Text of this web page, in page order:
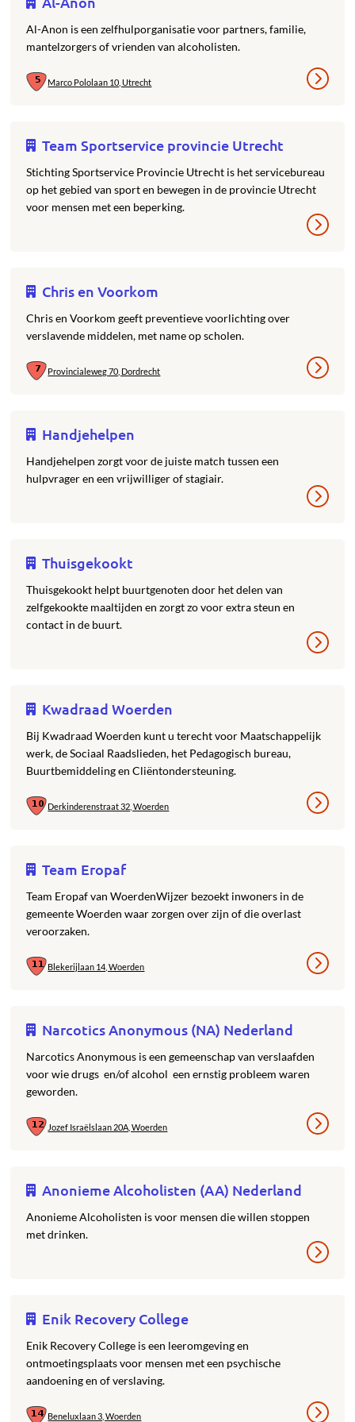
Al-Anon is een zelfhulporganisatie voor partners, familie,
mantelzorgers of vrienden van alcoholisten.
Marco Pololaan 10, Utrecht
Team Sportservice provincie Utrecht
Stichting Sportservice Provincie Utrecht is het servicebureau
op het gebied van sport en bewegen in de provincie Utrecht
voor mensen met een beperking.
Chris en Voorkom
Chris en Voorkom geeft preventieve voorlichting over
verslavende middelen, met name op scholen.
Provincialeweg 70, Dordrecht
Handjehelpen
Handjehelpen zorgt voor de juiste match tussen een
hulpvrager en een vrijwilliger of stagiair.
Thuisgekookt
Thuisgekookt helpt buurtgenoten door het delen van
zelfgekookte maaltijden en zorgt zo voor extra steun en
contact in de buurt.
Kwadraad Woerden
Bij Kwadraad Woerden kunt u terecht voor Maatschappelijk
werk, de Sociaal Raadslieden, het Pedagogisch bureau,
Buurtbemiddeling en Cliëntondersteuning.
Derkinderenstraat 32, Woerden
Team Eropaf
Team Eropaf van WoerdenWijzer bezoekt inwoners in de
gemeente Woerden waar zorgen over zijn of die overlast
veroorzaken.
Blekerijlaan 14, Woerden
Narcotics Anonymous (NA) Nederland
Narcotics Anonymous is een gemeenschap van verslaafden
voor wie drugs en/of alcohol een ernstig probleem waren
geworden.
Jozef Israëlslaan 20A, Woerden
Anonieme Alcoholisten (AA) Nederland
Anonieme Alcoholisten is voor mensen die willen stoppen
met drinken.
Enik Recovery College
Enik Recovery College is een leeromgeving en
ontmoetingsplaats voor mensen met een psychische
aandoening en of verslaving.
Beneluxlaan 3, Woerden